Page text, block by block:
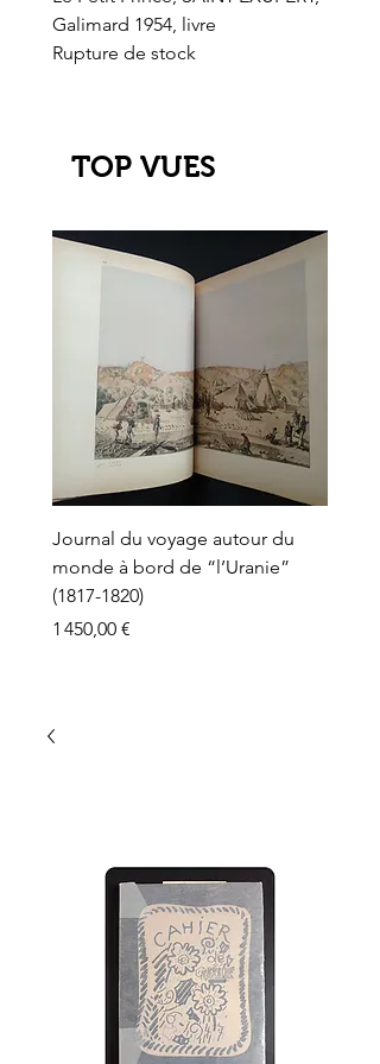
Galimard 1954, livre
Rupture de stock
TOP VUES
Journal du voyage autour du
monde à bord de “l’Uranie”
(1817-1820)
Prix
1 450,00 €